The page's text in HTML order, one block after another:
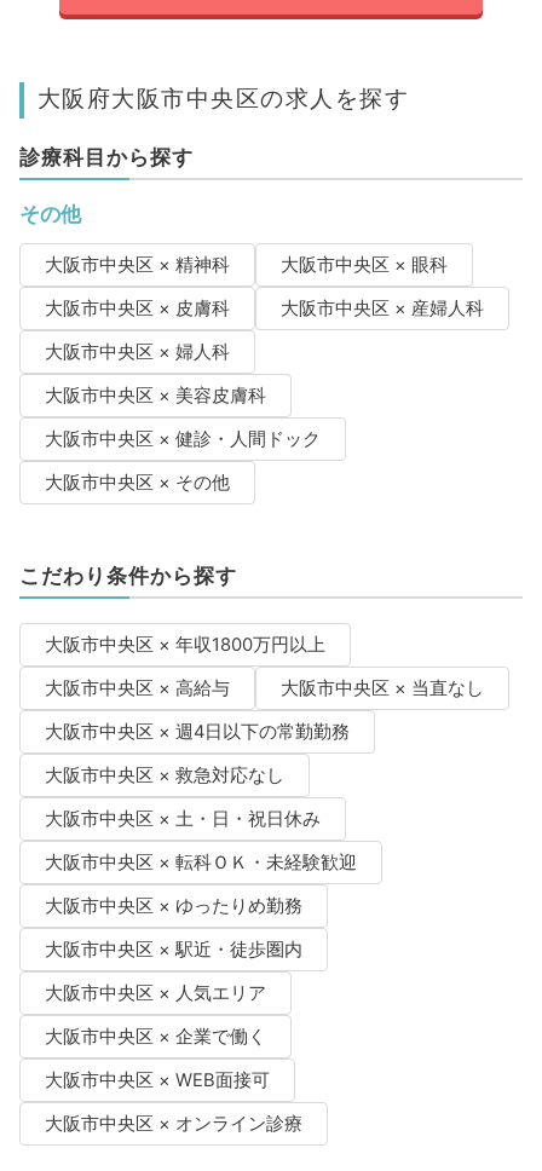
大阪府大阪市中央区の求人を探す
診療科目から探す
その他
大阪市中央区 × 精神科
大阪市中央区 × 眼科
大阪市中央区 × 皮膚科
大阪市中央区 × 産婦人科
大阪市中央区 × 婦人科
大阪市中央区 × 美容皮膚科
大阪市中央区 × 健診・人間ドック
大阪市中央区 × その他
こだわり条件から探す
大阪市中央区 × 年収1800万円以上
大阪市中央区 × 高給与
大阪市中央区 × 当直なし
大阪市中央区 × 週4日以下の常勤勤務
大阪市中央区 × 救急対応なし
大阪市中央区 × 土・日・祝日休み
大阪市中央区 × 転科ＯＫ・未経験歓迎
大阪市中央区 × ゆったりめ勤務
大阪市中央区 × 駅近・徒歩圏内
大阪市中央区 × 人気エリア
大阪市中央区 × 企業で働く
大阪市中央区 × WEB面接可
大阪市中央区 × オンライン診療